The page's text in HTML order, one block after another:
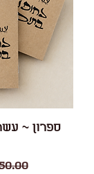
ספרון ~
מחיר‏50.00 ‏₪